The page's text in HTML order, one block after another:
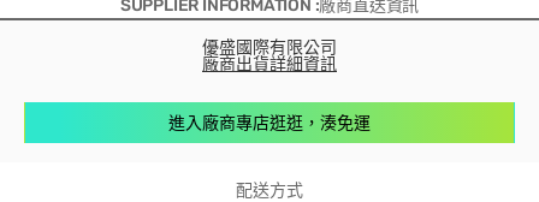
SUPPLIER INFORMATION :廠商直送資訊
優盛國際有限公司
廠商出貨詳細資訊
進入廠商專店逛逛，湊免運
配送方式